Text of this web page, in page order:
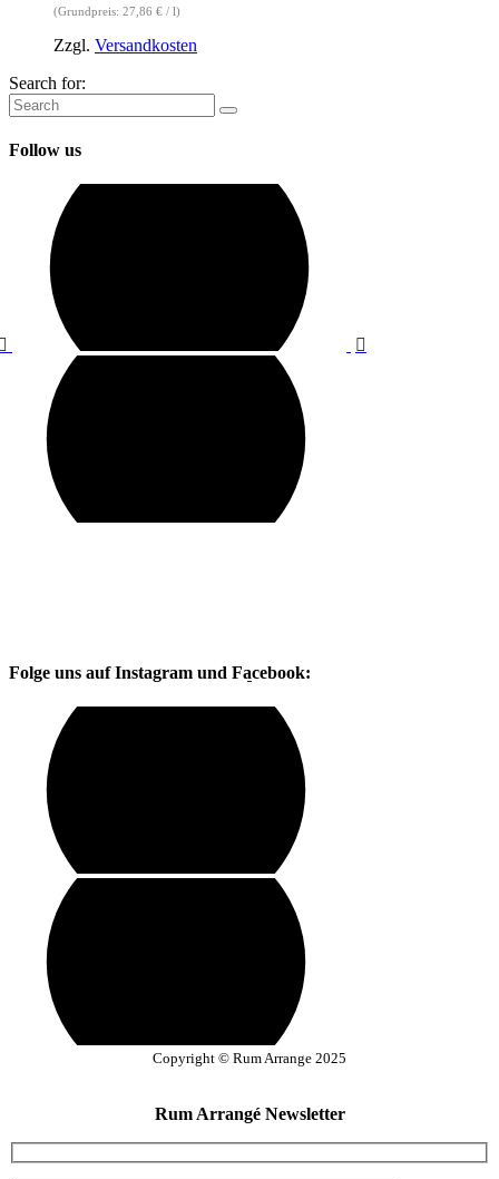
(Grundpreis: 27,86 € / l)
Zzgl. Versandkosten
Search for:
Follow us
Folge uns auf Instagram und Facebook:
Copyright © Rum Arrange 2025
Rum Arrangé Newsletter